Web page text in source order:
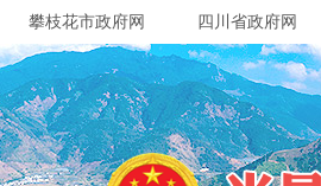
攀枝花市政府网 四川省政府网